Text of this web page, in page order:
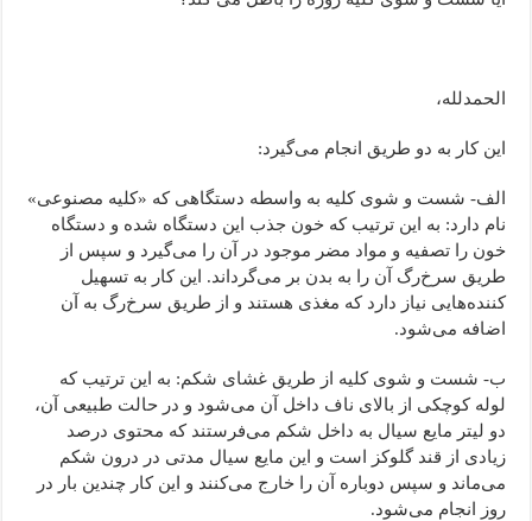
الحمدلله،
این کار به دو طریق انجام می‌گیرد:
الف- شست و شوی کلیه به واسطه دستگاهی که «کلیه مصنوعی»
نام دارد: به این ترتیب که خون جذب این دستگاه شده و دستگاه
خون را تصفیه و مواد مضر موجود در آن را می‌گیرد و سپس از
طریق سرخ‌رگ آن را به بدن بر می‌گرداند. این کار به تسهیل
کننده‌هایی نیاز دارد که مغذی هستند و از طریق سرخ‌رگ به آن
اضافه می‌شود.
ب- شست و شوی کلیه از طریق غشای شکم: به این ترتیب که
لوله کوچکی از بالای ناف داخل آن می‌شود و در حالت طبیعی آن،
دو لیتر مایع سیال به داخل شکم می‌فرستند که محتوی درصد
زیادی از قند گلوکز است و این مایع سیال مدتی در درون شکم
می‌ماند و سپس دوباره آن را خارج می‌کنند و این کار چندین بار در
روز انجام می‌شود.